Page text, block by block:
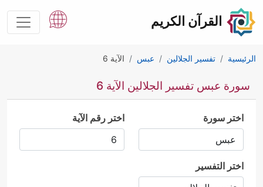
القرآن الكريم
الرئيسية تفسير الجلالين عبس الآية 6
سورة عبس تفسير الجلالين الآية 6
اختر سورة اختر رقم الآية
اختر التفسير